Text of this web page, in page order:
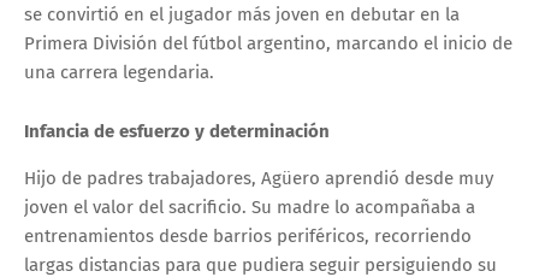
se convirtió en el jugador más joven en debutar en la
Primera División del fútbol argentino, marcando el inicio de
una carrera legendaria.
Infancia de esfuerzo y determinación
Hijo de padres trabajadores, Agüero aprendió desde muy
joven el valor del sacrificio. Su madre lo acompañaba a
entrenamientos desde barrios periféricos, recorriendo
largas distancias para que pudiera seguir persiguiendo su